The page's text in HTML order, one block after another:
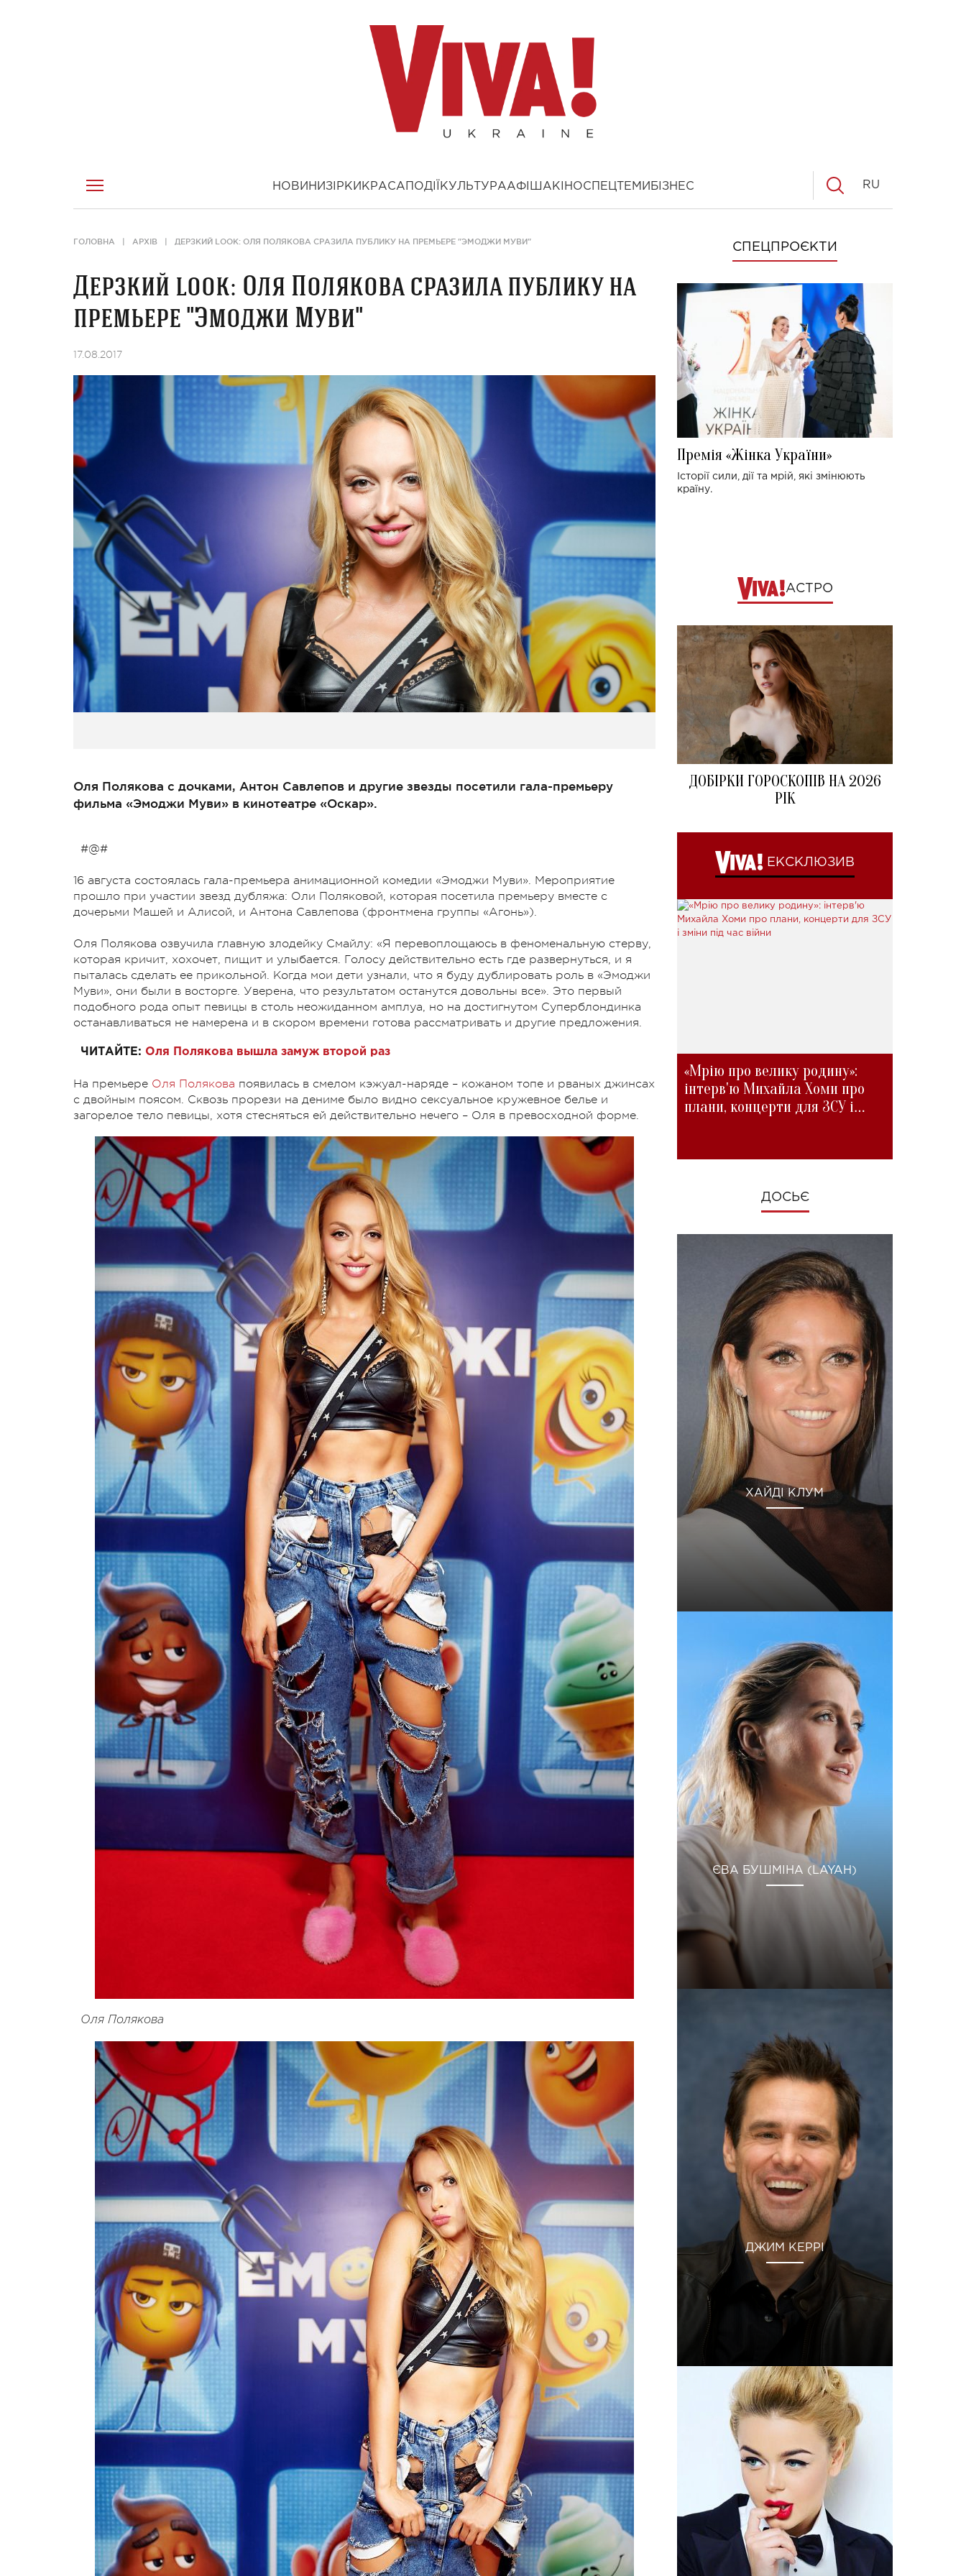
НОВИНИ ЗІРКИ КРАСА ПОДІЇ КУЛЬТУРААФІША КІНОСПЕЦТЕМИ БІЗНЕС RU
ГОЛОВНА АРХІВ ДЕРЗКИЙ LOOK: ОЛЯ ПОЛЯКОВА СРАЗИЛА ПУБЛИКУ НА ПРЕМЬЕРЕ "ЭМОДЖИ МУВИ"
Дерзкий look: Оля Полякова сразила публику на
премьере "Эмоджи Муви"
17.08.2017
Оля Полякова с дочками, Антон Савлепов и другие звезды посетили гала-премьеру
фильма «Эмоджи Муви» в кинотеатре «Оскар».
#@#
16 августа состоялась гала-премьера анимационной комедии «Эмоджи Муви». Мероприятие
прошло при участии звезд дубляжа: Оли Поляковой, которая посетила премьеру вместе с
дочерьми Машей и Алисой, и Антона Савлепова (фронтмена группы «Агонь»).
Оля Полякова озвучила главную злодейку Смайлу: «Я перевоплощаюсь в феноменальную стерву,
которая кричит, хохочет, пищит и улыбается. Голосу действительно есть где развернуться, и я
пыталась сделать ее прикольной. Когда мои дети узнали, что я буду дублировать роль в «Эмоджи
Муви», они были в восторге. Уверена, что результатом останутся довольны все». Это первый
подобного рода опыт певицы в столь неожиданном амплуа, но на достигнутом Суперблондинка
останавливаться не намерена и в скором времени готова рассматривать и другие предложения.
ЧИТАЙТЕ: Оля Полякова вышла замуж второй раз
На премьере Оля Полякова появилась в смелом кэжуал-наряде – кожаном топе и рваных джинсах
с двойным поясом. Сквозь прорези на дениме было видно сексуальное кружевное белье и
загорелое тело певицы, хотя стесняться ей действительно нечего – Оля в превосходной форме.
Оля Полякова
СПЕЦПРОЄКТИ
Премія «Жінка України»
Історії сили, дії та мрій, які змінюють
країну.
АСТРО
ДОБІРКИ ГОРОСКОПІВ НА 2026
РІК
ЕКСКЛЮЗИВ
«Мрію про велику родину»:
інтерв'ю Михайла Хоми про
плани, концерти для ЗСУ і
ДОСЬЄ
ХАЙДІ КЛУМ
ЄВА БУШМІНА (LAYAH)
ДЖИМ КЕРРІ